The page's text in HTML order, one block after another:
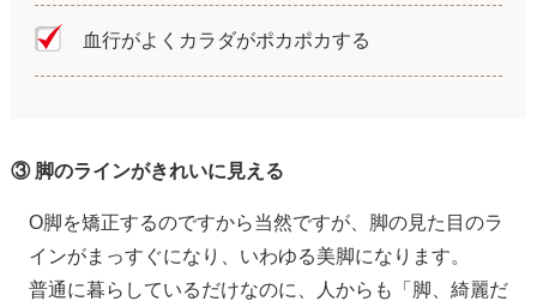
血行がよくカラダがポカポカする
③ 脚のラインがきれいに見える
O脚を矯正するのですから当然ですが、脚の見た目のラ
インがまっすぐになり、いわゆる美脚になります。
普通に暮らしているだけなのに、人からも「脚、綺麗だ